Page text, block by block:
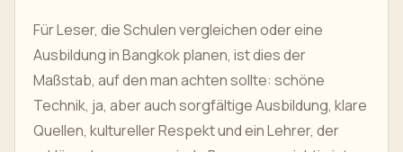
Für Leser, die Schulen vergleichen oder eine
Ausbildung in Bangkok planen, ist dies der
Maßstab, auf den man achten sollte: schöne
Technik, ja, aber auch sorgfältige Ausbildung, klare
Quellen, kultureller Respekt und ein Lehrer, der